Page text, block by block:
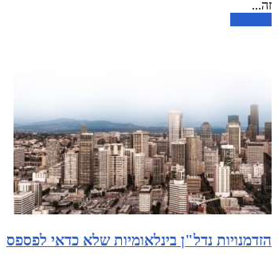
זה...
הזדמנויות נדל"ן בינלאומיות שלא כדאי לפספס